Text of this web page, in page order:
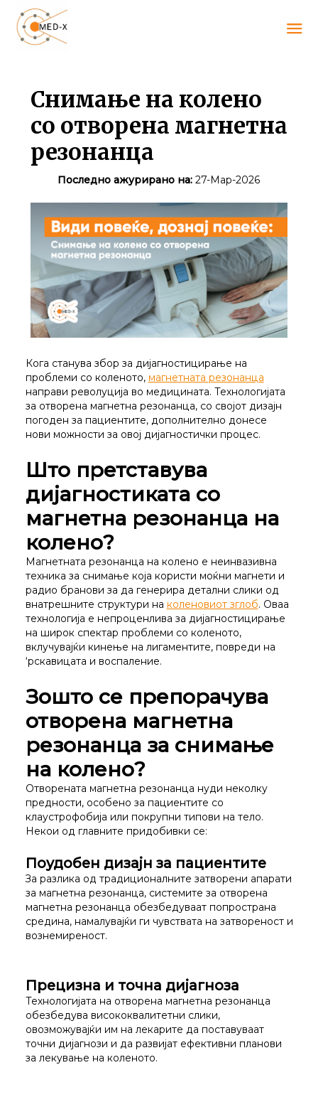
Снимање на колено
со отворена магнетна
резонанца
Последно ажурирано на: 27-Мар-2026
Кога станува збор за дијагностицирање на
проблеми со коленото, магнетната резонанца
направи револуција во медицината. Технологијата
за отворена магнетна резонанца, со својот дизајн
погоден за пациентите, дополнително донесе
нови можности за овој дијагностички процес.
Што претставува
дијагностиката со
магнетна резонанца на
колено?
Магнетната резонанца на колено е неинвазивна
техника за снимање која користи моќни магнети и
радио бранови за да генерира детални слики од
внатрешните структури на коленовиот зглоб. Оваа
технологија е непроценлива за дијагностицирање
на широк спектар проблеми со коленото,
вклучувајќи кинење на лигаментите, повреди на
‘рскавицата и воспаление.
Зошто се препорачува
отворена магнетна
резонанца за снимање
на колено?
Отворената магнетна резонанца нуди неколку
предности, особено за пациентите со
клаустрофобија или покрупни типови на тело.
Некои од главните придобивки се:
Поудобен дизајн за пациентите
За разлика од традиционалните затворени апарати
за магнетна резонанца, системите за отворена
магнетна резонанца обезбедуваат попространа
средина, намалувајќи ги чувствата на затвореност и
вознемиреност.
Прецизна и точна дијагноза
Технологијата на отворена магнетна резонанца
обезбедува висококвалитетни слики,
овозможувајќи им на лекарите да поставуваат
точни дијагнози и да развијат ефективни планови
за лекување на коленото.